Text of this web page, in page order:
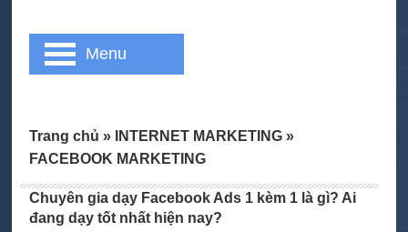
Chuyên gia dạy Facebook Ads 1 kèm 1 là gì? Ai
đang dạy tốt nhất hiện nay?
Trang chủ » INTERNET MARKETING »
FACEBOOK MARKETING
Menu